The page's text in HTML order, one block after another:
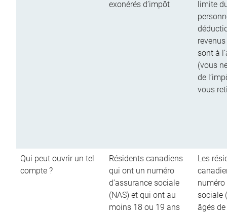
exonérés d’impôt
limite
sont à
(vous
de
vous
Qui peut ouvrir un tel
compte ?
Résidents canadiens
qui ont un numéro
d’assurance sociale
(NAS) et qui ont au
moins 18 ou 19 ans
Les
numéro
sociale
âgés